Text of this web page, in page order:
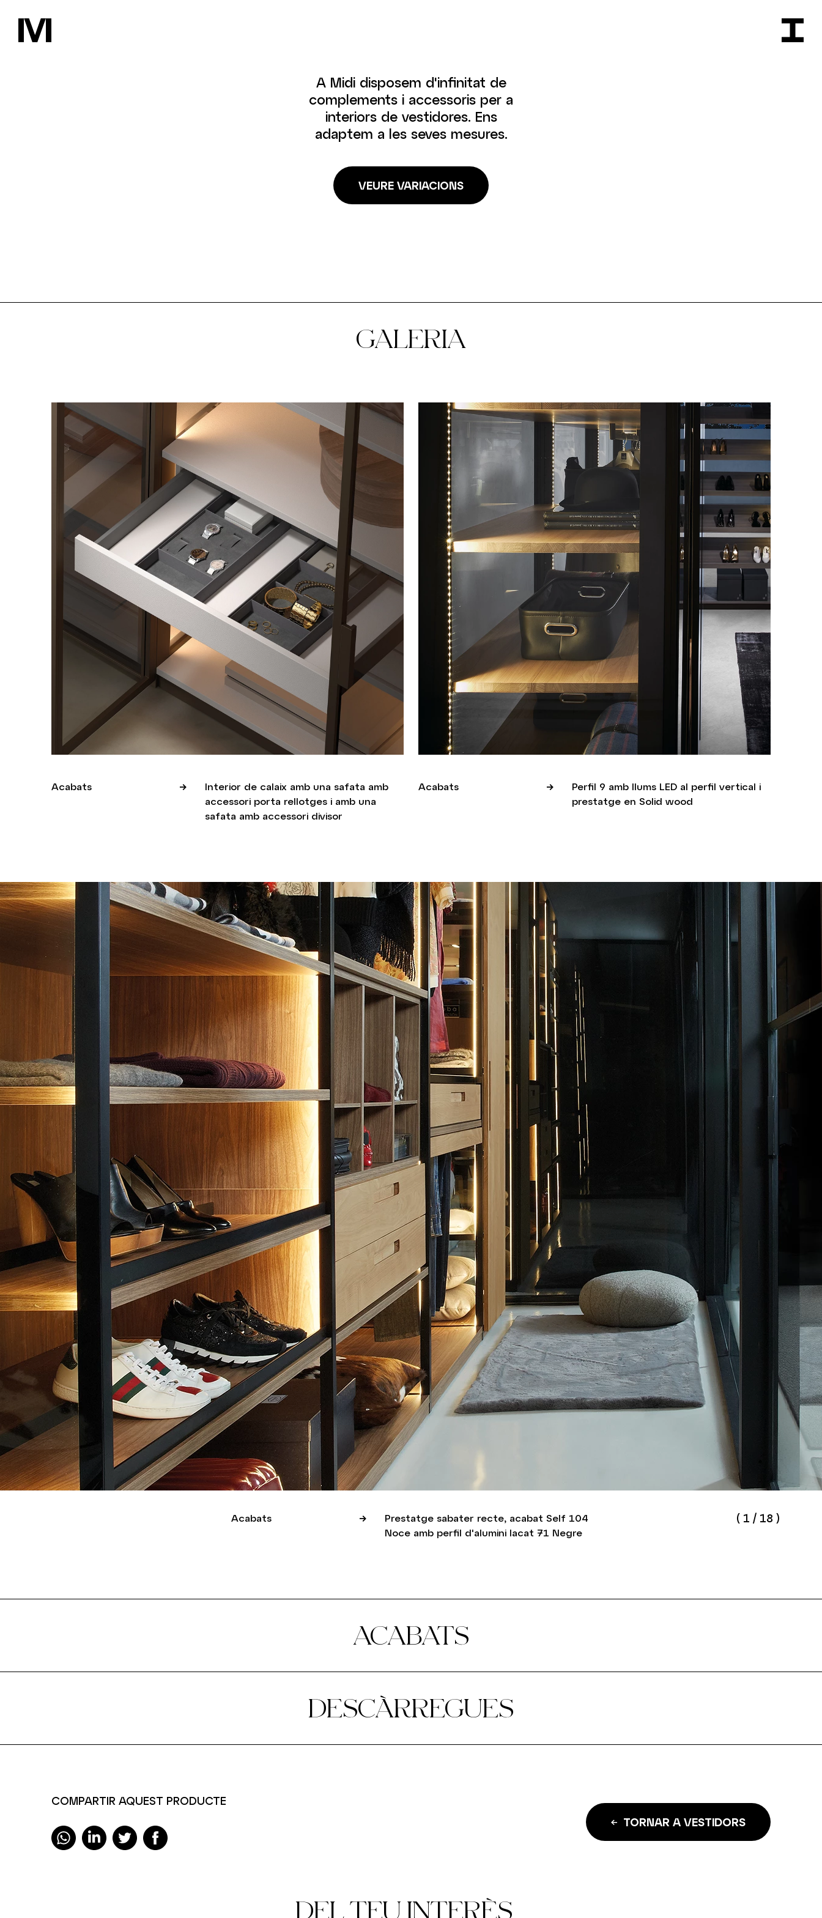
A Midi disposem d'infinitat de
complements i accessoris per a
interiors de vestidores. Ens
adaptem a les seves mesures.
VEURE VARIACIONS
GALERIA
Acabats
Interior de calaix amb una safata amb
accessori porta rellotges i amb una
safata amb accessori divisor
Acabats
Perfil 9 amb llums LED al perfil vertical i
prestatge en Solid wood
( 1 / 18 )
Acabats
Prestatge sabater recte, acabat Self 104
Noce amb perfil d'alumini lacat 71 Negre
ACABATS
DESCÀRREGUES
COMPARTIR AQUEST PRODUCTE
TORNAR A VESTIDORS
DEL TEU INTERÈS